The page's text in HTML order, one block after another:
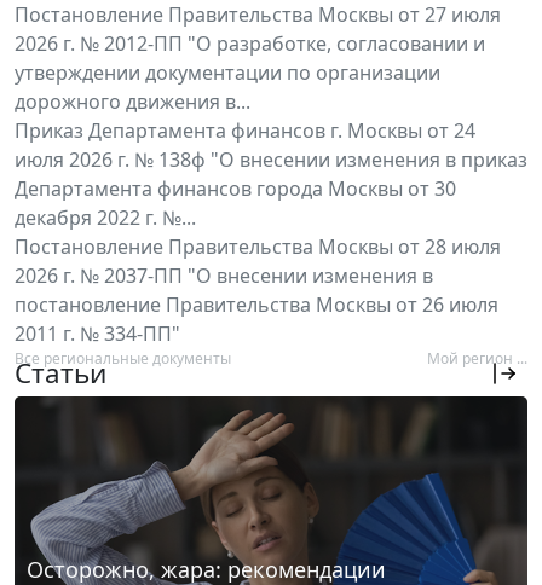
Постановление Правительства Москвы от 27 июля
2026 г. № 2012-ПП "О разработке, согласовании и
утверждении документации по организации
дорожного движения в...
Приказ Департамента финансов г. Москвы от 24
июля 2026 г. № 138ф "О внесении изменения в приказ
Департамента финансов города Москвы от 30
декабря 2022 г. №...
Постановление Правительства Москвы от 28 июля
2026 г. № 2037-ПП "О внесении изменения в
постановление Правительства Москвы от 26 июля
2011 г. № 334-ПП"
Все региональные документы Мой регион ...
Статьи
Осторожно, жара: рекомендации